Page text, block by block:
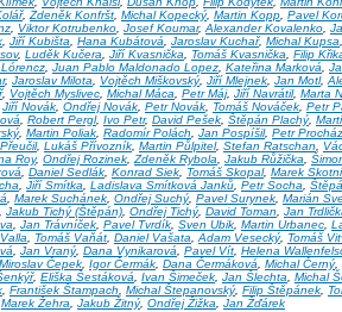
,Zdeněk Konfršt, Michal Kopecký, Martin Kopp, Pavel
, Viktor Kotrubenko, Josef Koumar,Alexander Kovalenko,
, Jiří Kubišta, Hana Kubátová, Jaroslav Kuchař, Michal Kupsa
, Luděk Kučera, Jiří Kvasnička, Tomáš Kvasnička, Filip
, Juan Pablo Maldonado Lopez, Kateřina Marková,
, Jaroslav Milota, Vojtěch Miškovský, Jiří Mlejnek, Jan Motl,
, Vojtěch Myslivec, Michal Máca, Petr Máj, Jiří Navrátil, Marta
Jiří Novák, Ondřej Novák, Petr Novák, Tomáš Nováček, Petr
, Robert Pergl, Ivo Petr, David Pešek, Štěpán Plachý,
, Martin Poliak, Radomír Polách, Jan Pospíšil, Petr
, Lukáš Přívozník, Martin Půlpitel, Stefan Ratschan,
Roy, Ondřej Rozinek,Zdeněk Rybola, Jakub Růžička,
, Daniel Sedlák, Konrad Siek, Tomáš Skopal, Marek
, Jiří Smítka, Ladislava Smítková Janků, Petr Socha,
, Marek Suchánek, Ondřej Suchý, Pavel Surynek, Marián
, Jakub Tichý (Štěpán), Ondřej Tichý, David Toman, Jan
, Jan Trávníček, Pavel Tvrdík, Sven Ubik, Martin Urbanec,
, Tomáš Vaňát, Daniel Vašata,Adam Vesecký, Tomáš
, Jan Vraný, Dana Vynikarová, Pavel Vít, Helena
Miroslav Čepek, Igor Čermák, Dana Čermáková, Michal Černý,
, Eliška Šestáková, Ivan Šimeček, Jan Šlechta, Michal
, František Štampach, Michal Štepanovský, Filip Štěpánek,
Marek Žehra, Jakub Žitný, Ondřej Žižka, Jan Žďárek